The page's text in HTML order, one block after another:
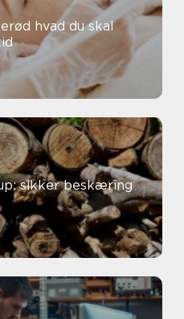
skal
sikker beskæring